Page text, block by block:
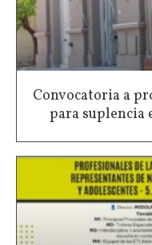
Convocatoria a
para suplencia